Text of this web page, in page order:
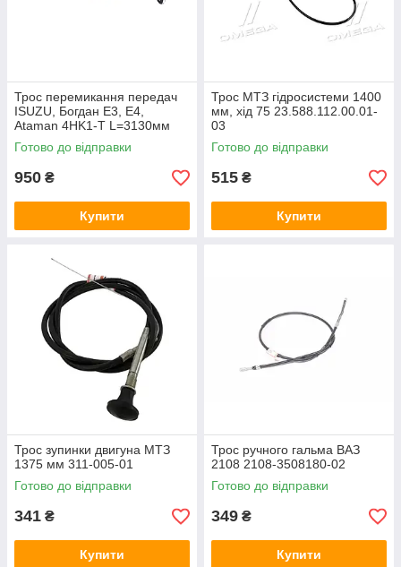
Трос перемикання передач
ISUZU, Богдан Е3, Е4,
Ataman 4HK1-T L=3130мм
122-002-01DK
Готово до відправки
950 ₴
Купити
Трос МТЗ гідросистеми 1400
мм, хід 75 23.588.112.00.01-
03
Готово до відправки
515 ₴
Купити
Трос зупинки двигуна МТЗ
1375 мм 311-005-01
Готово до відправки
341 ₴
Купити
Трос ручного гальма ВАЗ
2108 2108-3508180-02
Готово до відправки
349 ₴
Купити